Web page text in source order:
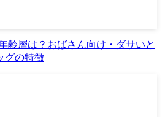
齢層は？おばさん向け・ダサいと
グの特徴